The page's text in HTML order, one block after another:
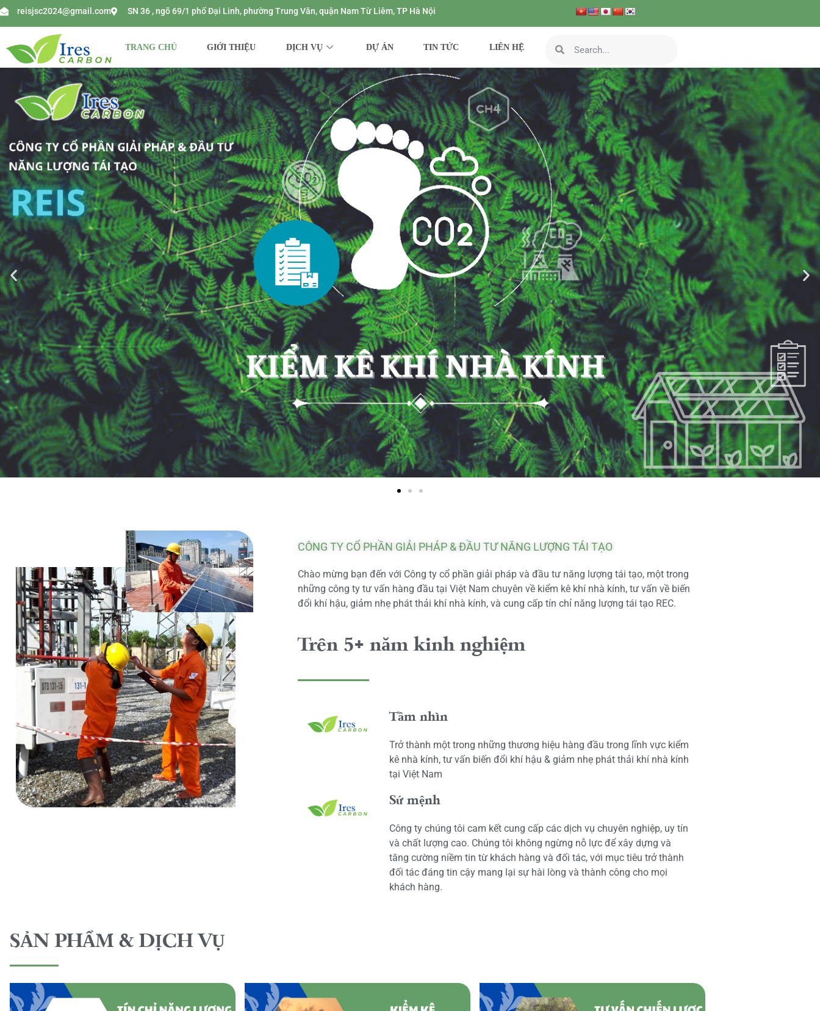
reisjsc2024@gmail.com SN 36 , ngõ 69/1 phố Đại Linh, phường Trung Văn, quận Nam Từ Liêm, TP Hà Nội
TRANG CHỦ GIỚI THIỆU DỊCH VỤ DỰ ÁN TIN TỨC LIÊN HỆ
CÔNG TY CỔ PHẦN GIẢI PHÁP & ĐẦU TƯ NĂNG LƯỢNG TÁI TẠO
Chào mừng bạn đến với Công ty cổ phần giải pháp và đầu tư năng lượng tái tạo, một trong
những công ty tư vấn hàng đầu tại Việt Nam chuyên về kiểm kê khí nhà kính, tư vấn về biến
đổi khí hậu, giảm nhẹ phát thải khí nhà kính, và cung cấp tín chỉ năng lượng tái tạo REC.
Trên 5+ năm kinh nghiệm
Tầm nhìn
Trở thành một trong những thương hiệu hàng đầu trong lĩnh vực kiểm
kê nhà kính, tư vấn biến đổi khí hậu & giảm nhẹ phát thải khí nhà kính
tại Việt Nam
Sứ mệnh
Công ty chúng tôi cam kết cung cấp các dịch vụ chuyên nghiệp, uy tín
và chất lượng cao. Chúng tôi không ngừng nỗ lực để xây dựng và
tăng cường niềm tin từ khách hàng và đối tác, với mục tiêu trở thành
đối tác đáng tin cậy mang lại sự hài lòng và thành công cho mọi
khách hàng.
SẢN PHẨM & DỊCH VỤ